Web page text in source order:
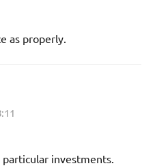
as properly.
investments.